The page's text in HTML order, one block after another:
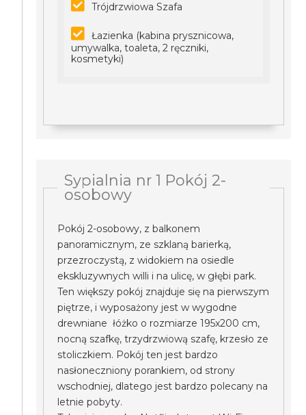
Trójdrzwiowa Szafa
Łazienka (kabina prysznicowa,
umywalka, toaleta, 2 ręczniki,
kosmetyki)
Sypialnia nr 1 Pokój 2-
osobowy
Pokój 2-osobowy, z balkonem
panoramicznym, ze szklaną barierką,
przezroczystą, z widokiem na osiedle
ekskluzywnych willi i na ulicę, w głębi park.
Ten większy pokój znajduje się na pierwszym
piętrze, i wyposażony jest w wygodne
drewniane łóżko o rozmiarze 195x200 cm,
nocną szafkę, trzydrzwiową szafę, krzesło ze
stoliczkiem. Pokój ten jest bardzo
nasłoneczniony porankiem, od strony
wschodniej, dlatego jest bardzo polecany na
letnie pobyty.